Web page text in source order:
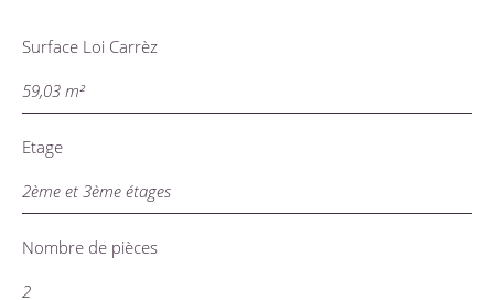
Surface Loi Carrèz
59,03 m²
Etage
2ème et 3ème étages
Nombre de pièces
2